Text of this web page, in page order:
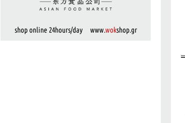
shop online 24hours/day www.wokshop.gr